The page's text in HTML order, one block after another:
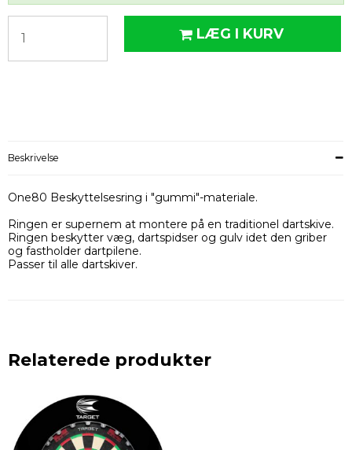
LÆG I KURV
Beskrivelse
One80 Beskyttelsesring i "gummi"-materiale.
Ringen er supernem at montere på en traditionel dartskive.
Ringen beskytter væg, dartspidser og gulv idet den griber
og fastholder dartpilene.
Passer til alle dartskiver.
Relaterede produkter